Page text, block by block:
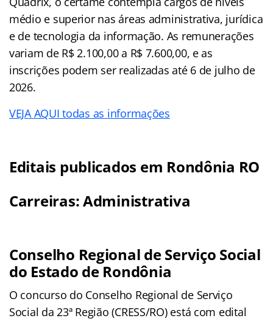
médio e superior nas áreas administrativa, jurídica
e de tecnologia da informação. As remunerações
variam de R$ 2.100,00 a R$ 7.600,00, e as
inscrições podem ser realizadas até 6 de julho de
2026.
VEJA AQUI todas as informações
Editais publicados em Rondônia RO
Carreiras: Administrativa
Conselho Regional de Serviço Social
do Estado de Rondônia
O concurso do Conselho Regional de Serviço
Social da 23ª Região (CRESS/RO) está com edital